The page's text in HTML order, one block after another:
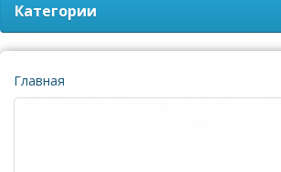
Категории
Главная